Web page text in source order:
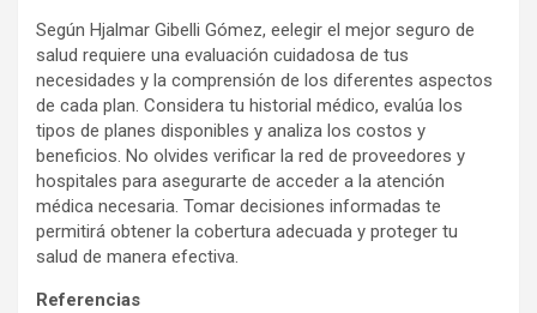
Según Hjalmar Gibelli Gómez, eelegir el mejor seguro de
salud requiere una evaluación cuidadosa de tus
necesidades y la comprensión de los diferentes aspectos
de cada plan. Considera tu historial médico, evalúa los
tipos de planes disponibles y analiza los costos y
beneficios. No olvides verificar la red de proveedores y
hospitales para asegurarte de acceder a la atención
médica necesaria. Tomar decisiones informadas te
permitirá obtener la cobertura adecuada y proteger tu
salud de manera efectiva.
Referencias